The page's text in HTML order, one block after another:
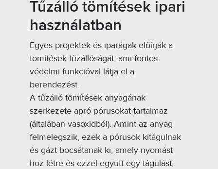
Tűzálló tömítések ipari
használatban
Egyes projektek és iparágak előírják a
tömítések tűzállóságát, ami fontos
védelmi funkcióval látja el a
berendezést.
A tűzálló tömítések anyagának
szerkezete apró pórusokat tartalmaz
(általában vasoxidból). Amint az anyag
felmelegszik, ezek a pórusok kitágulnak
és gázt bocsátanak ki, amely nyomást
hoz létre és ezzel együtt egy tágulást,